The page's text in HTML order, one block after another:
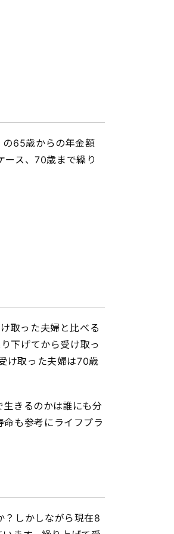
の65歳からの年金額
ス、70歳まで繰り
取った夫婦と比べる
下げてから受け取っ
け取った夫婦は70歳
きるのかは誰にも分
も参考にライフプラ
？しかしながら現在8